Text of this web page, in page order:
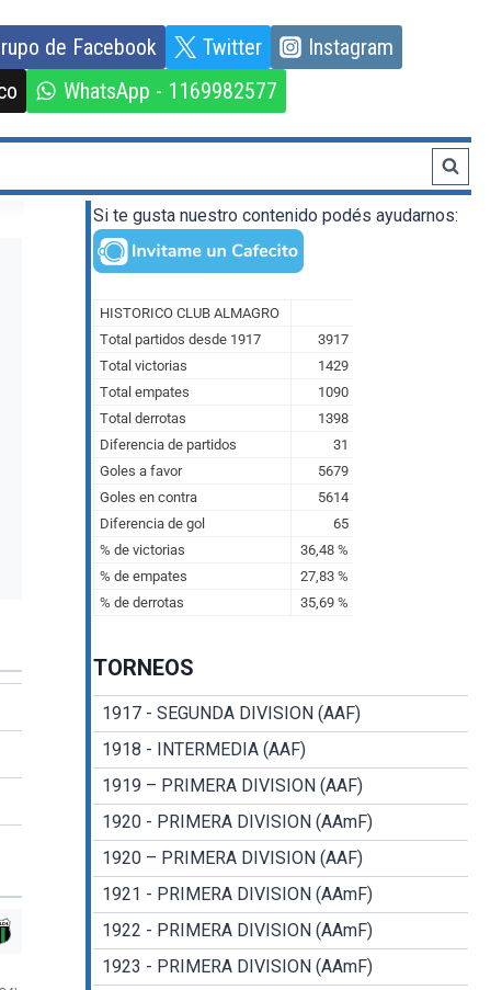
de Facebook Twitter
Instagram
WhatsApp - 1169982577
Si te gusta nuestro contenido podés ayudarnos:
TORNEOS
1917 - SEGUNDA DIVISION (AAF)
1918 - INTERMEDIA (AAF)
1919 – PRIMERA DIVISION (AAF)
1920 - PRIMERA DIVISION (AAmF)
1920 – PRIMERA DIVISION (AAF)
1921 - PRIMERA DIVISION (AAmF)
1922 - PRIMERA DIVISION (AAmF)
1923 - PRIMERA DIVISION (AAmF)